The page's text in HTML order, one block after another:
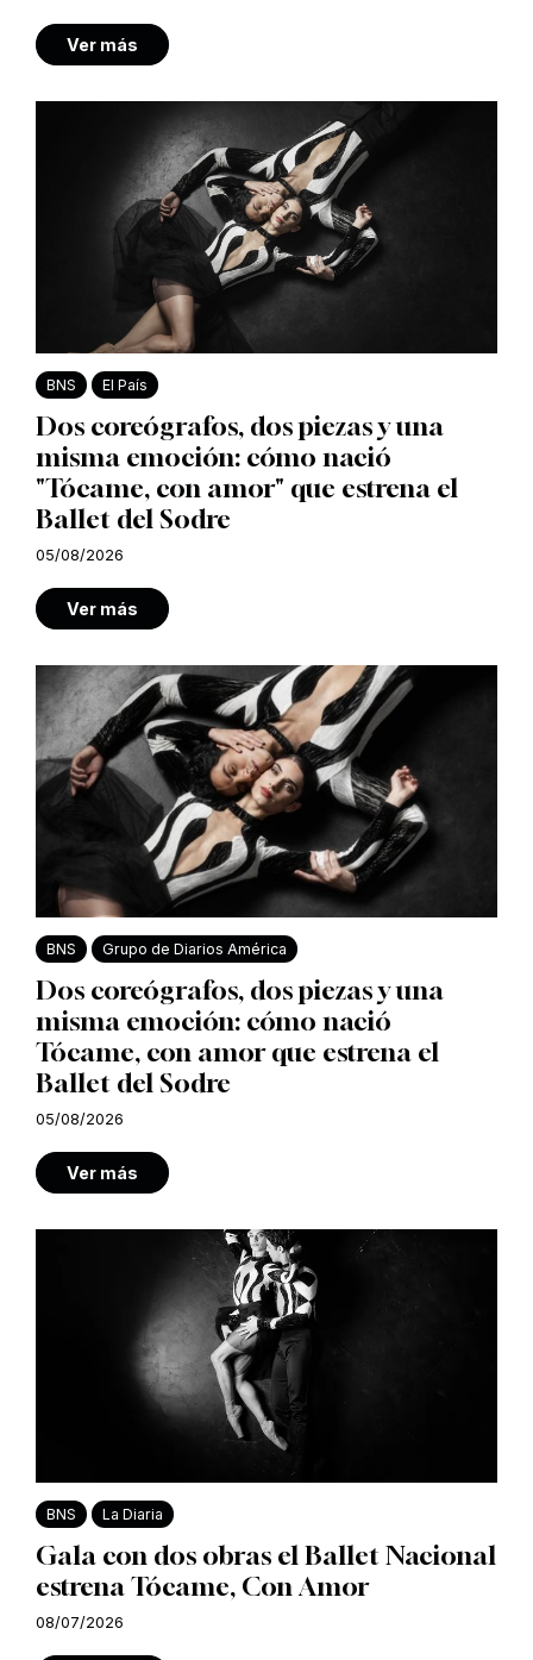
Ver más
BNS El País
Dos coreógrafos, dos piezas y una
misma emoción: cómo nació
"Tócame, con amor" que estrena el
Ballet del Sodre
05/08/2026
Ver más
BNS Grupo de Diarios América
Dos coreógrafos, dos piezas y una
misma emoción: cómo nació
Tócame, con amor que estrena el
Ballet del Sodre
05/08/2026
Ver más
BNS La Diaria
Gala con dos obras el Ballet Nacional
estrena Tócame, Con Amor
08/07/2026